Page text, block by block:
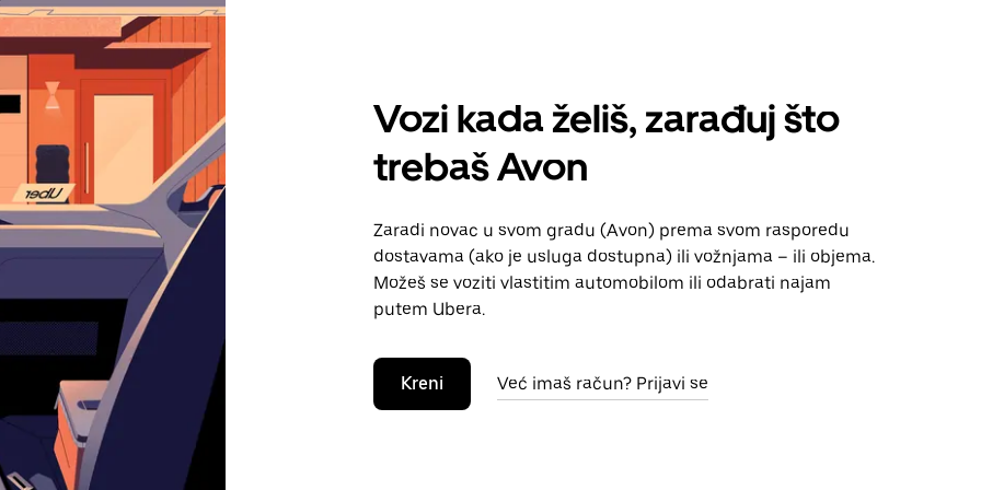
Vozi kada želiš, zarađuj što
trebaš Avon
Zaradi novac u svom gradu (Avon) prema svom rasporedu
dostavama (ako je usluga dostupna) ili vožnjama – ili objema.
Možeš se voziti vlastitim automobilom ili odabrati najam
putem Ubera.
Kreni Već imaš račun? Prijavi se